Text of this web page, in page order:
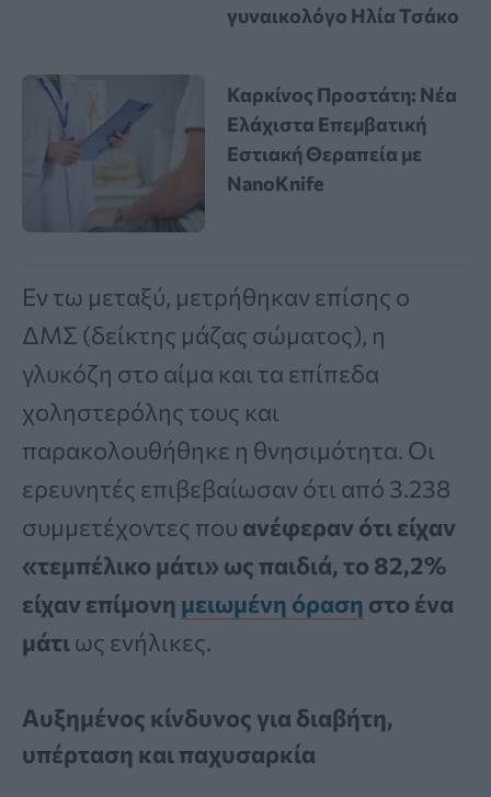
γυναικολόγο Ηλία Τσάκο
Καρκίνος Προστάτη: Νέα
Ελάχιστα Επεμβατική
Εστιακή Θεραπεία με
NanoKnife
Εν τω μεταξύ, μετρήθηκαν επίσης ο
ΔΜΣ (δείκτης μάζας σώματος), η
γλυκόζη στο αίμα και τα επίπεδα
χοληστερόλης τους και
παρακολουθήθηκε η θνησιμότητα. Οι
ερευνητές επιβεβαίωσαν ότι από 3.238
συμμετέχοντες που ανέφεραν ότι είχαν
«τεμπέλικο μάτι» ως παιδιά, το 82,2%
είχαν επίμονη μειωμένη όραση στο ένα
μάτιως ενήλικες.
Αυξημένος κίνδυνος για διαβήτη,
υπέρταση και παχυσαρκία